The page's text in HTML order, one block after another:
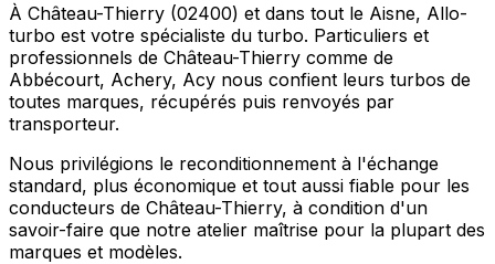
À Château-Thierry (02400) et dans tout le Aisne, Allo-
turbo est votre spécialiste du turbo. Particuliers et
professionnels de Château-Thierry comme de
Abbécourt, Achery, Acy nous confient leurs turbos de
toutes marques, récupérés puis renvoyés par
transporteur.
Nous privilégions le reconditionnement à l'échange
standard, plus économique et tout aussi fiable pour les
conducteurs de Château-Thierry, à condition d'un
savoir-faire que notre atelier maîtrise pour la plupart des
marques et modèles.